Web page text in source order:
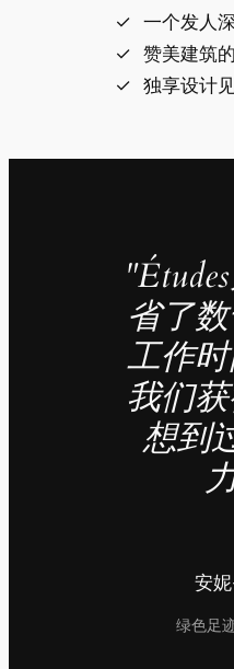
一个发人
赞美建筑
独享设计见
省了
工作
我们
想到
安
绿色足